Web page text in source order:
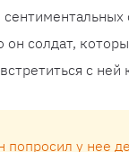
солдат,
с
попросил у нее